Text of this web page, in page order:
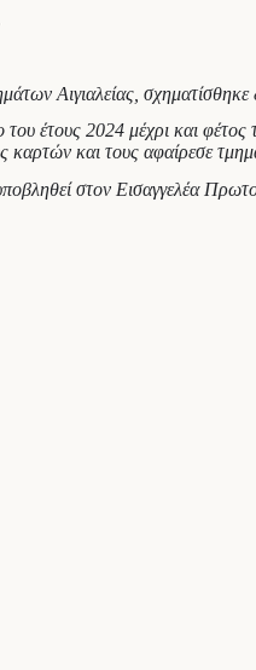
Αιγιαλείας,
έτους 2024 μέχρι και φέτος
καρτών και τους αφαίρεσε
στον Εισαγγελέα